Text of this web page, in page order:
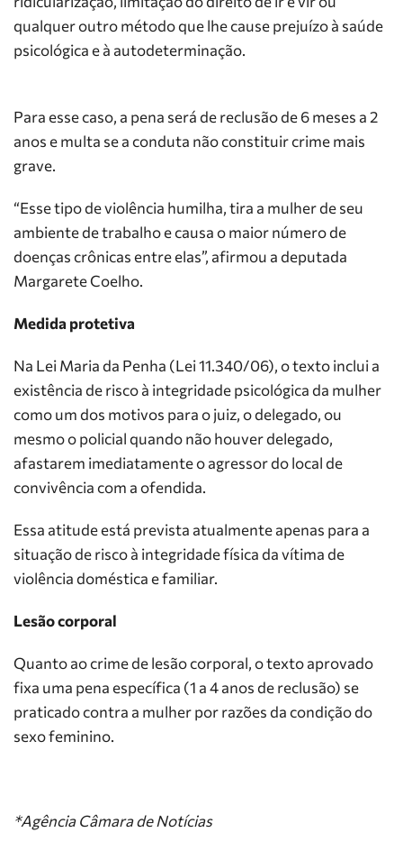
qualquer outro método que lhe cause prejuízo à saúde
psicológica e à autodeterminação.
Para esse caso, a pena será dereclusãode 6 meses a 2
anos e multa se a conduta não constituir crime mais
grave.
“Esse tipo de violência humilha, tira a mulher de seu
ambiente de trabalho e causa o maior número de
doenças crônicas entre elas”, afirmou a deputada
Margarete Coelho.
Medida protetiva
Na Lei Maria da Penha (Lei 11.340/06), o texto inclui a
existência de risco à integridade psicológica da mulher
como um dos motivos para o juiz, o delegado, ou
mesmo o policial quando não houver delegado,
afastarem imediatamente o agressor do local de
convivência com a ofendida.
Essa atitude está prevista atualmente apenas para a
situação de risco à integridade física da vítima de
violência doméstica e familiar.
Lesão corporal
Quanto ao crime de lesão corporal, o texto aprovado
fixa uma pena específica (1 a 4 anos de reclusão) se
praticado contra a mulher por razões da condição do
sexo feminino.
*Agência Câmara de Notícias